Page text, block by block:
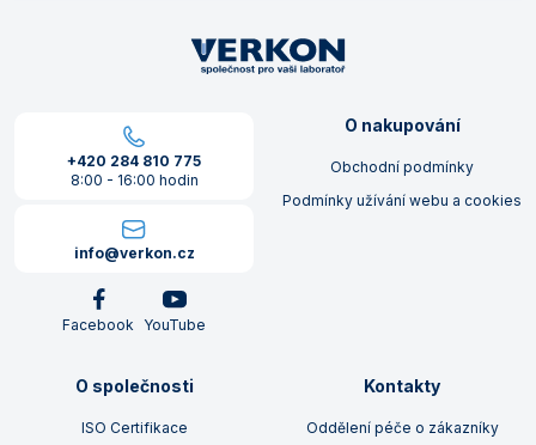
+420 284 810 775
8:00 - 16:00 hodin
info@verkon.cz
Facebook YouTube
O nakupování
Obchodní podmínky
Podmínky užívání webu a cookies
O společnosti
ISO Certifikace
Kontakty
Oddělení péče o zákazníky